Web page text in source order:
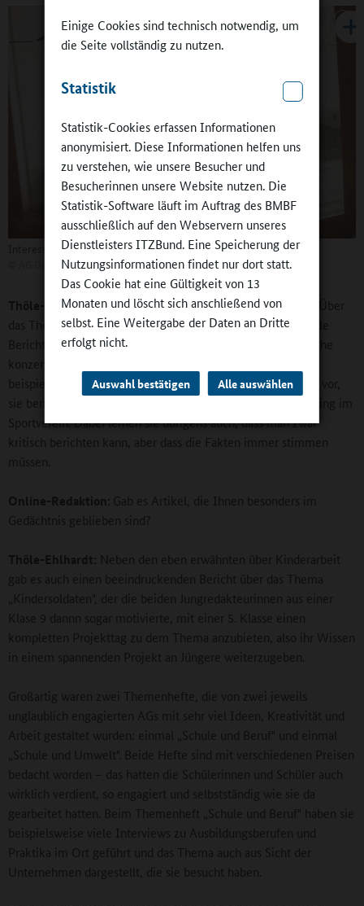
Einige Cookies sind technisch notwendig, um
die Seite vollständig zu nutzen.
Statistik
Statistik-Cookies erfassen Informationen
anonymisiert. Diese Informationen helfen uns
zu verstehen, wie unsere Besucher und
Besucherinnen unsere Website nutzen. Die
Statistik-Software läuft im Auftrag des BMBF
ausschließlich auf den Webservern unseres
Dienstleisters ITZBund. Eine Speicherung der
Nutzungsinformationen findet nur dort statt.
Das Cookie hat eine Gültigkeit von 13
Monaten und löscht sich anschließend von
selbst. Eine Weitergabe der Daten an Dritte
erfolgt nicht.
Auswahl bestätigen Alle auswählen
Interesse an der Lokalgeschichte.
AG Dorfgeflüster
Thöle-Ehlhardt:Das ist so vielfältig wie die Schülerschaft. Über
das Thema „Kinderarbeit“ haben die Jugendlichen schon tolle
Berichte verfasst, ebenso über „Flucht und Migration“. Manche
konzentrieren sich auf schulische Themen und stellen
beispielsweise eine neue Lehrerin oder einen neuen Lehrer vor,
sie berichten über schulische Projekte oder von ihrem Training im
Sportverein. Dabei lernen sie übrigens auch, dass man zwar
kritisch berichten kann, aber dass die Fakten immer stimmen
müssen.
Online-Redaktion: Gab es Artikel, die Ihnen besonders im
Gedächtnis geblieben sind?
Thöle-Ehlhardt: Neben den eben erwähnten über Kinderarbeit
gab es auch einen beeindruckenden Bericht über das Thema
„Kindersoldaten", der die beiden Jungredakteurinnen aus einer
Klase 9 dannn sogar motivierte, mit einer 5. Klasse einen
kompletten Projekttag zu dem Thema anzubieten, also ihr Wissen
in einem spannenden Projekt an Jüngere weiterzugeben.
Großartig waren zwei Themenhefte, die von zwei jeweils
unglaublich engagierten AGs mit sehr viel Ideen, Kreativität und
Arbeit gestaltet wurden: einmal „Schule und Beruf" und einmal
„Schule und Umwelt". Beide Hefte sind mit verschiedenen Preisen
bedacht worden – das hatten die Schülerinnen und Schüler auch
wirklich verdient, so engagiert und selbstständig wie sie da
gearbeitet hatten. Beim Themenheft „Schule und Beruf" haben sie
beispielsweise viele Interviews zu Ausbildungsberufen und
Praktika im Ort geführt und das Thema auch aus Sicht der
Unternehmen dargestellt, die sie besucht haben.